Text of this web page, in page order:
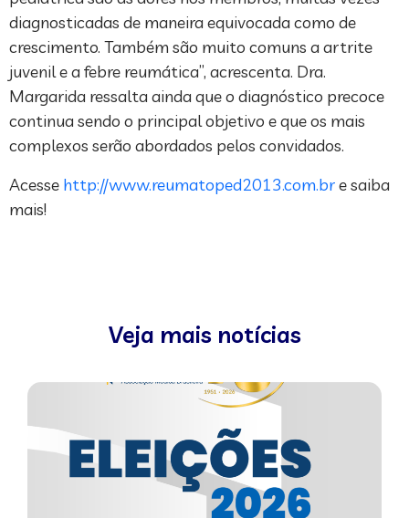
diagnosticadas de maneira equivocada como de
crescimento. Também são muito comuns a artrite
juvenil e a febre reumática”, acrescenta. Dra.
Margarida ressalta ainda que o diagnóstico precoce
continua sendo o principal objetivo e que os mais
complexos serão abordados pelos convidados.
Acesse http://www.reumatoped2013.com.bre saiba
mais!
Veja mais notícias